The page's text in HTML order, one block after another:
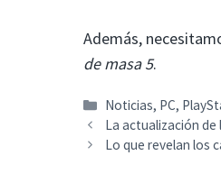
Además,
de masa 5.
Categorías
Noticias, PC,
La actualización
Lo que revelan los